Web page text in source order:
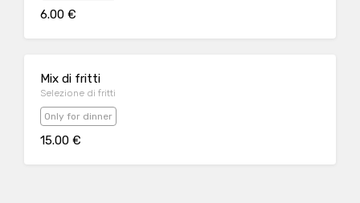
6.00 €
Mix di fritti
Selezione di fritti
Only for dinner
15.00 €